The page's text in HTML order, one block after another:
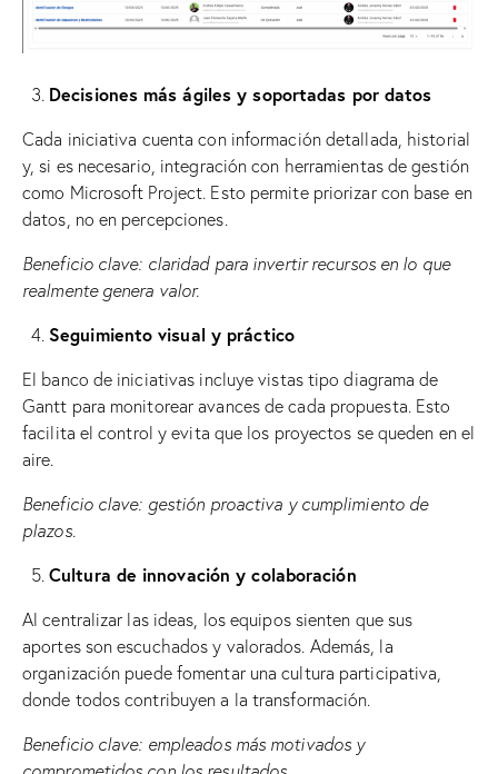
Decisiones más ágiles y soportadas por datos
Cada iniciativa cuenta con información detallada, historial
y, si es necesario, integración con herramientas de gestión
como Microsoft Project. Esto permite priorizar con base en
datos, no en percepciones.
Beneficio clave: claridad para invertir recursos en lo que
realmente genera valor.
Seguimiento visual y práctico
El banco de iniciativas incluye vistas tipo diagrama de
Gantt para monitorear avances de cada propuesta. Esto
facilita el control y evita que los proyectos se queden en el
aire.
Beneficio clave: gestión proactiva y cumplimiento de
plazos.
Cultura de innovación y colaboración
Al centralizar las ideas, los equipos sienten que sus
aportes son escuchados y valorados. Además, la
organización puede fomentar una cultura participativa,
donde todos contribuyen a la transformación.
Beneficio clave: empleados más motivados y